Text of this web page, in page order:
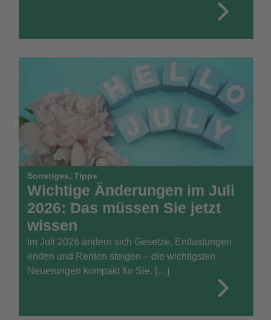
Sonstiges, Tipps
Wichtige Änderungen im Juli
2026: Das müssen Sie jetzt
wissen
Im Juli 2026 ändern sich Gesetze, Entlastungen
enden und Renten steigen – die wichtigsten
Neuerungen kompakt für Sie. […]